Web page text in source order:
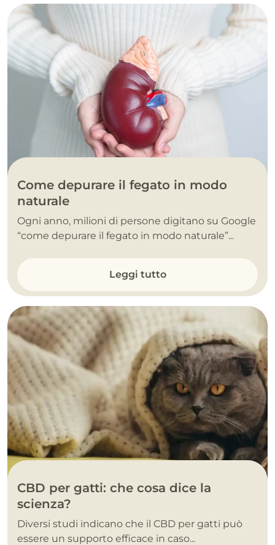
Come depurare il fegato in modo
naturale
Ogni anno, milioni di persone digitano su Google
“come depurare il fegato in modo naturale”...
Leggi tutto
CBD per gatti: che cosa dice la
scienza?
Diversi studi indicano che il CBD per gatti può
essere un supporto efficace in caso...